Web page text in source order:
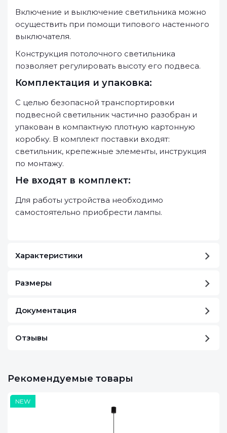
Включение и выключение светильника можно
осуществить при помощи типового настенного
выключателя.
Конструкция потолочного светильника
позволяет регулировать высоту его подвеса.
Комплектация и упаковка:
С целью безопасной транспортировки
подвесной светильник частично разобран и
упакован в компактную плотную картонную
коробку. В комплект поставки входят:
светильник, крепежные элементы, инструкция
по монтажу.
Не входят в комплект:
Для работы устройства необходимо
самостоятельно приобрести лампы.
Характеристики
Размеры
Документация
Отзывы
Рекомендуемые товары
NEW